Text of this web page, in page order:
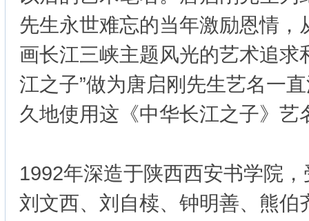
先生永世难忘的当年激励恩情，
画长江三峡主题风光的艺术追求
江之子”做为唐启刚先生艺名一
久地使用这《中华长江之子》艺
1992年深造于陕西西安书学院
刘文西、刘自椟、钟明善、熊伯